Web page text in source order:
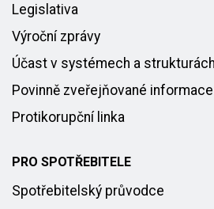
Legislativa
Výroční zprávy
Účast v systémech a strukturách
Povinně zveřejňované informace
Protikorupční linka
PRO SPOTŘEBITELE
Spotřebitelský průvodce